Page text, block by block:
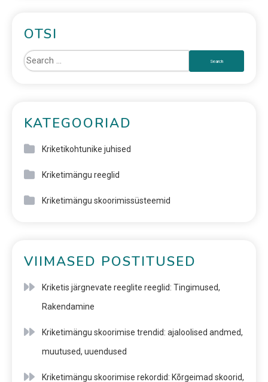
OTSI
KATEGOORIAD
Kriketikohtunike juhised
Kriketimängu reeglid
Kriketimängu skoorimissüsteemid
VIIMASED POSTITUSED
Kriketis järgnevate reeglite reeglid: Tingimused,
Rakendamine
Kriketimängu skoorimise trendid: ajaloolised andmed,
muutused, uuendused
Kriketimängu skoorimise rekordid: Kõrgeimad skoorid,